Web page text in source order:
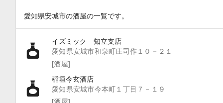
愛知県安城市の酒屋の一覧です。
イズミック 知立支店
愛知県安城市和泉町庄司作１０－２１
[酒屋]
稲垣今玄酒店
愛知県安城市今本町１丁目７－１９
[酒屋]